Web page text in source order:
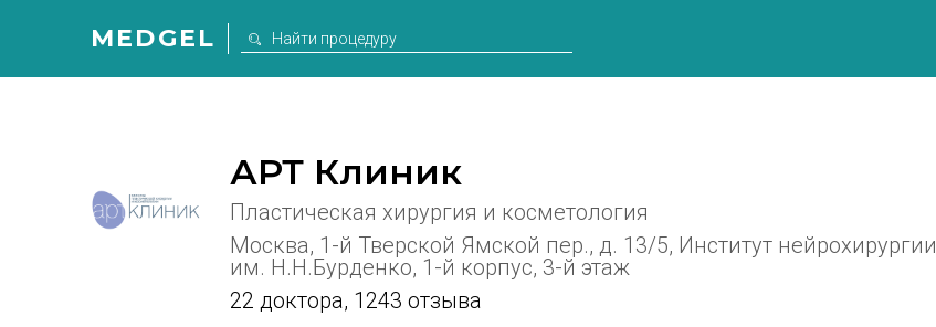
MEDGEL
АРТ Клиник
Пластическая хирургия и косметология
Москва, 1-й Тверской Ямской пер., д. 13/5, Институт нейрохирургии
им. Н.Н.Бурденко, 1-й корпус, 3-й этаж
22 доктора, 1243 отзыва